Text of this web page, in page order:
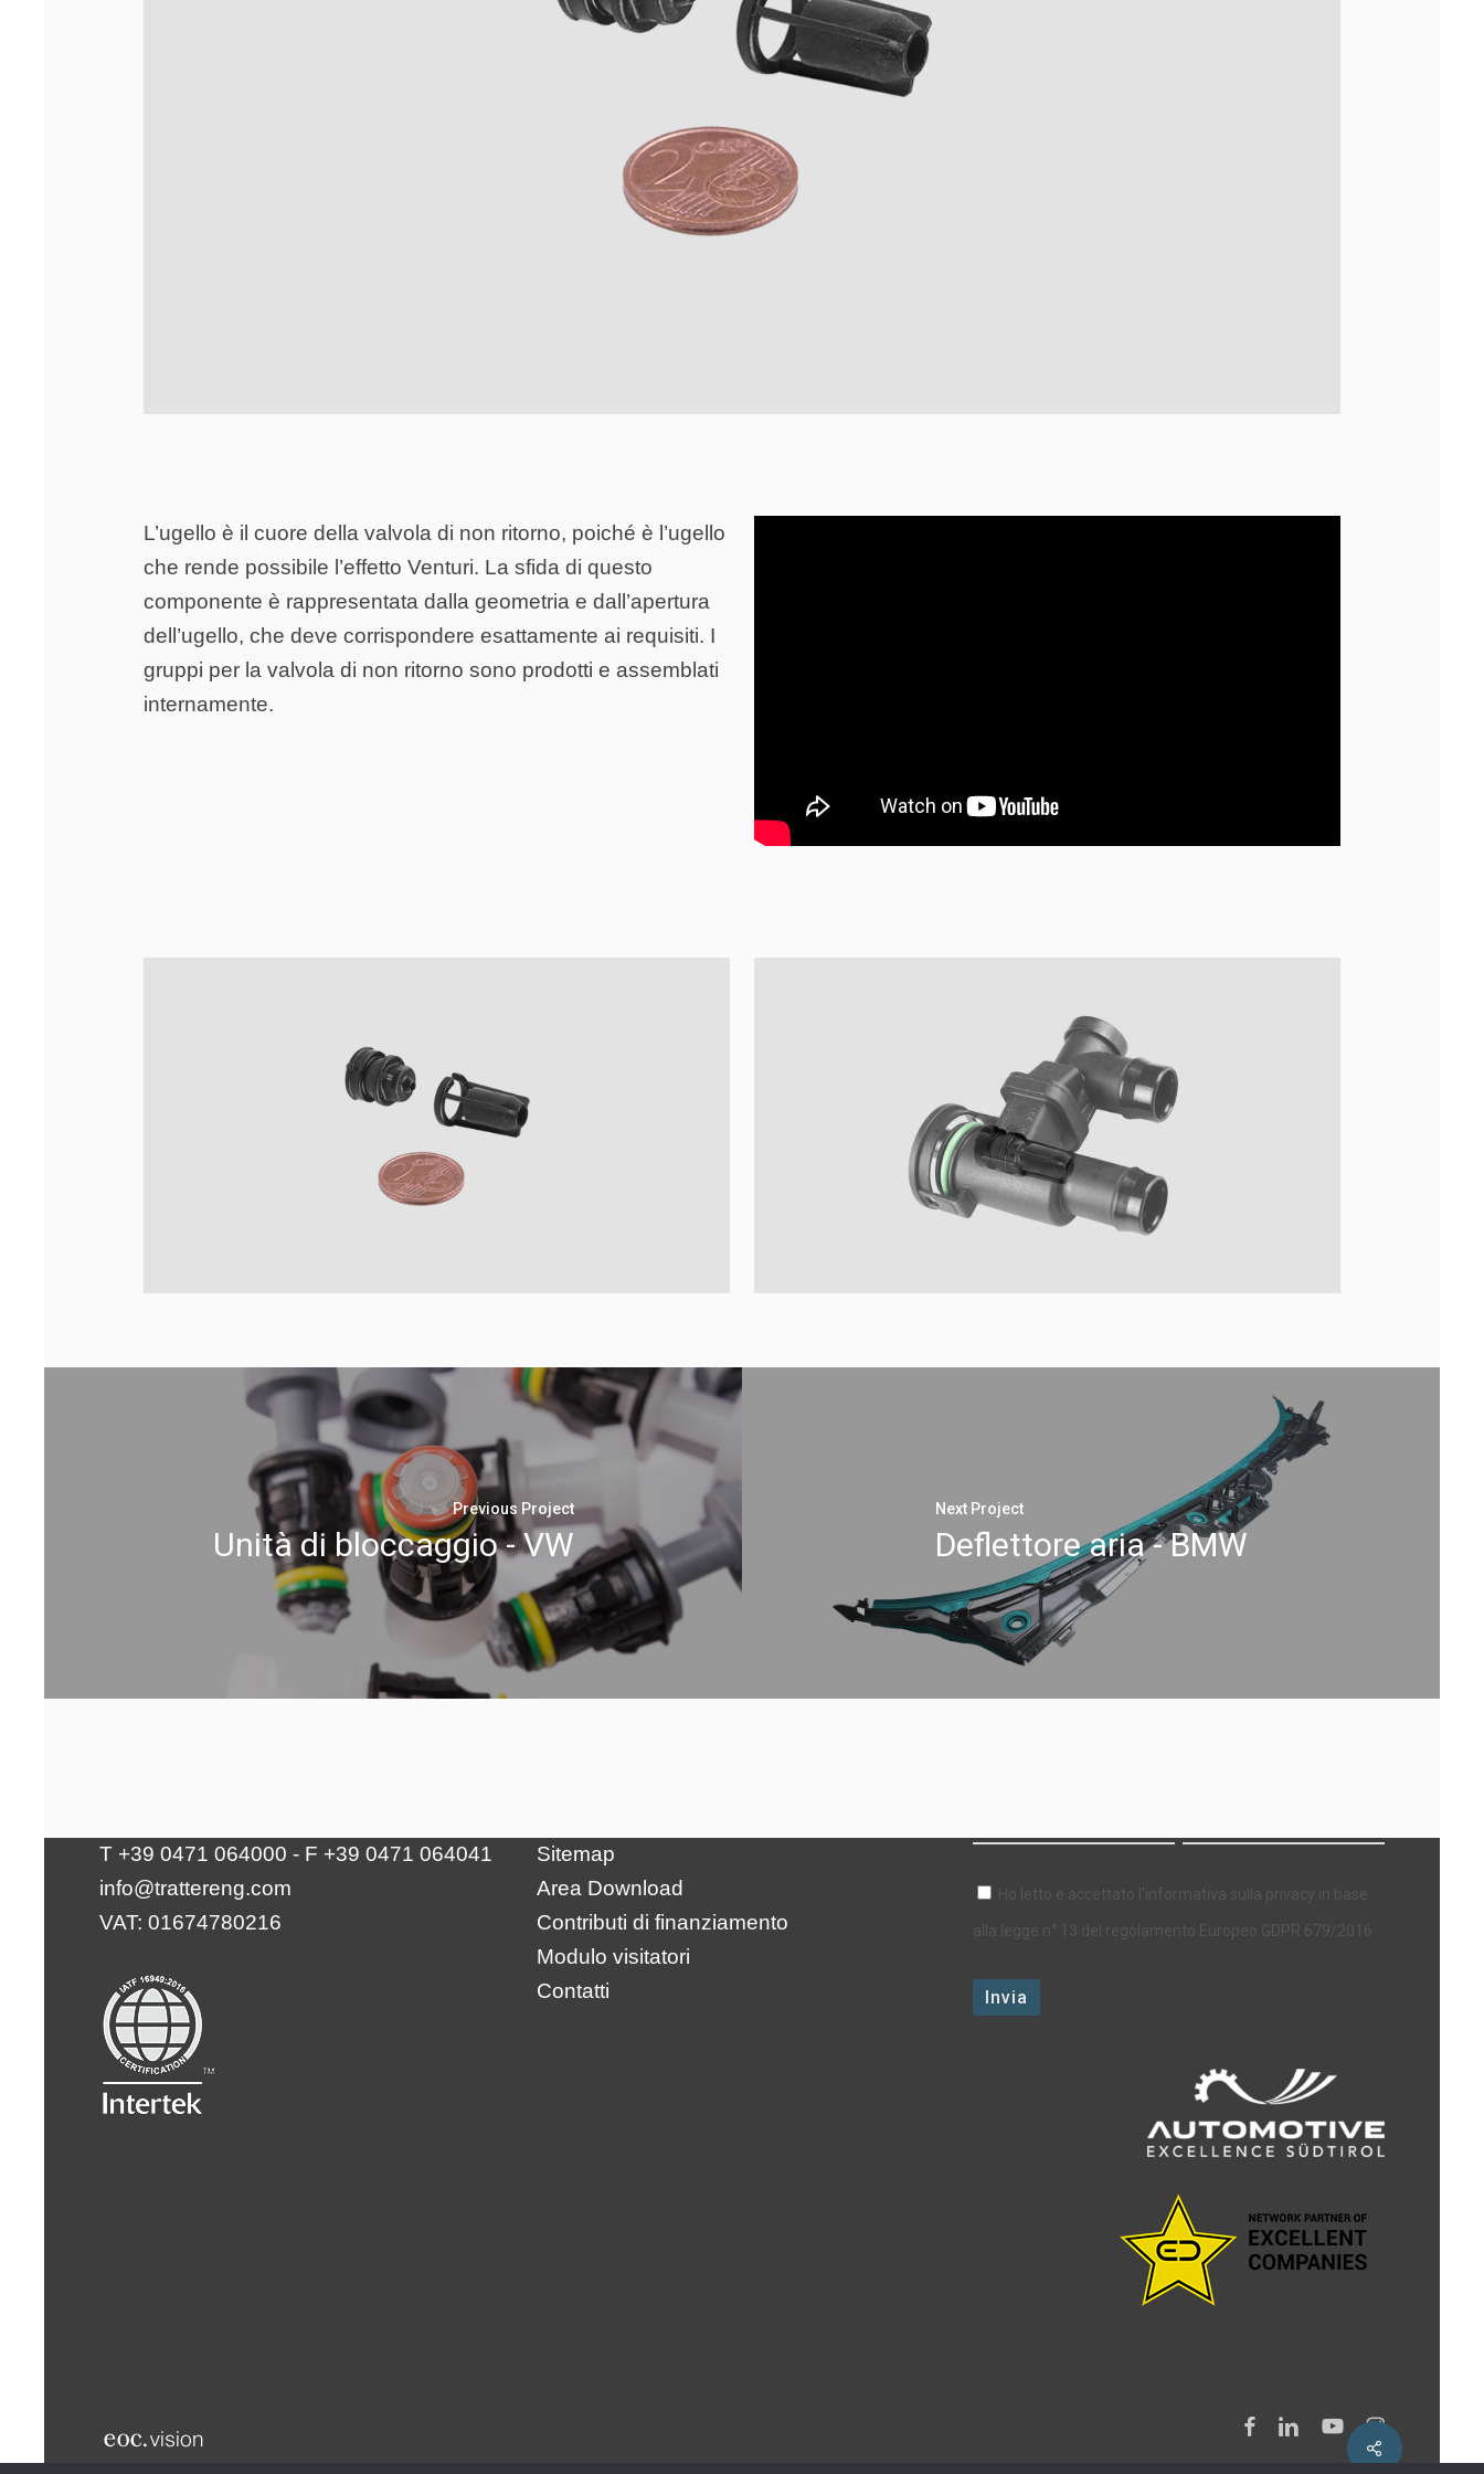
L’ugello è il cuore della valvola di non ritorno, poiché è l’ugello
che rende possibile l’effetto Venturi. La sfida di questo
componente è rappresentata dalla geometria e dall’apertura
dell’ugello, che deve corrispondere esattamente ai requisiti. I
gruppi per la valvola di non ritorno sono prodotti e assemblati
internamente.
Previous Project
Unità di bloccaggio - VW
Next Project
Deflettore aria - BMW
T +39 0471 064000 - F +39 0471 064041
info@trattereng.com
VAT: 01674780216
Sitemap
Area Download
Contributi di finanziamento
Modulo visitatori
Contatti
Ho letto e accettato l'informativa sulla privacy in base
alla legge n° 13 del regolamento Europeo GDPR 679/2016
facebooklinkedinyoutubeinstagram